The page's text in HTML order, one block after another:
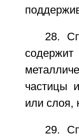
28.
частицы
или слоя,
29.